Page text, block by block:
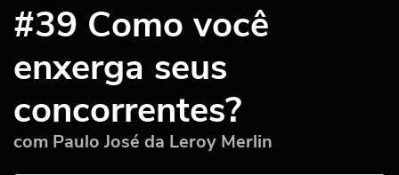
#39 Como você
enxerga seus
concorrentes?
com Paulo José da Leroy Merlin